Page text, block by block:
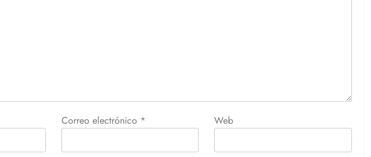
Correo electrónico * Web